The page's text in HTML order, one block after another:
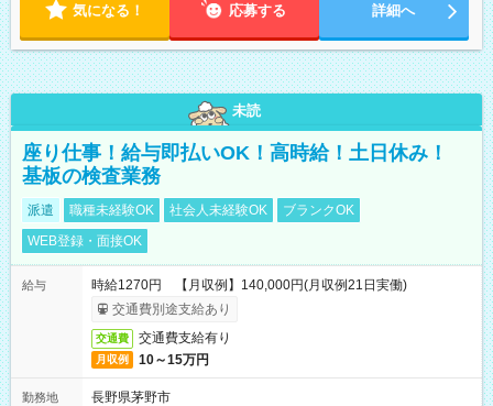
気になる！ 応募する 詳細へ
未読
座り仕事！給与即払いOK！高時給！土日休み！
基板の検査業務
派遣 職種未経験OK 社会人未経験OK
ブランクOK
WEB登録・面接OK
給与
時給1270円 【月収例】140,000円(月収例21日実働)
交通費別途支給あり
交通費 交通費支給有り
月収例 10～15万円
勤務地
長野県茅野市